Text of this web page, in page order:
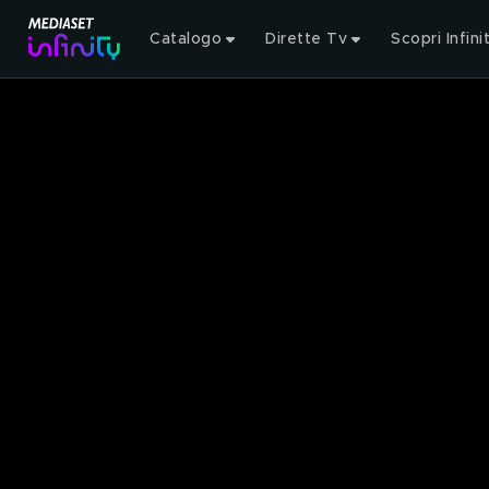
Catalogo Dirette Tv Scopri